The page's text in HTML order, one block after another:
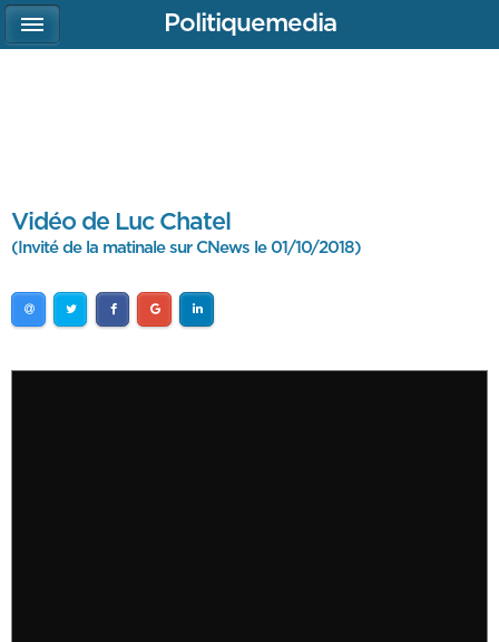
Vidéo de Luc Chatel
(Invité de la matinale sur CNews le 01/10/2018)
Politiquemedia